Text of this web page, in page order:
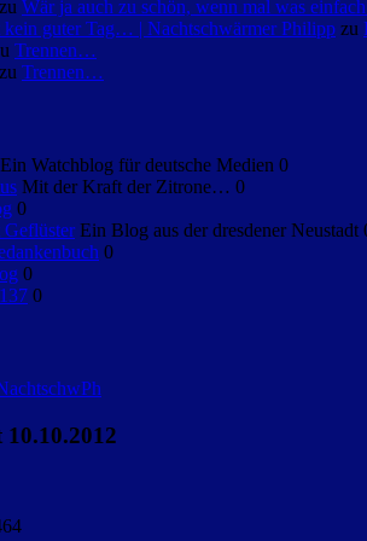
zu Wär ja auch zu schön, wenn mal was
kein guter Tag… | Nachtschwärmer Philipp zu
Trennen…
zu Trennen…
Ein Watchblog für deutsche Medien 0
Mit der Kraft der Zitrone… 0
0
Geflüster Ein Blog aus der dresdener Neustadt
0
0
0
10.10.2012